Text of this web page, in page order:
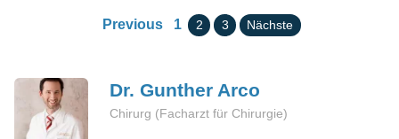
Previous 1 2 3 Nächste
Dr. Gunther Arco
Chirurg (Facharzt für Chirurgie)